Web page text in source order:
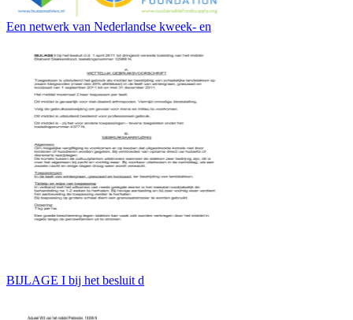
Een netwerk van Nederlandse kweek- en
BIJLAGE I bij het besluit d